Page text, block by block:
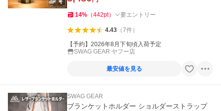
14% （442pt） 要エントリー
4.43（7件）
【予約】2026年8月下旬頃入荷予定
SWAG GEAR ヤフー店
最安値を見る
SWAG GEAR
ブランケットホルダー ショルダーストラップ